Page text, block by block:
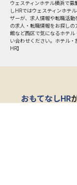
ウェスティンホテル横浜で募
しHRではウェスティンホテ
ザーが、求人情報や転職活
の求人・転職情報をお探し
館など西区で気になるホテル
い合わせください。ホテル
HR】
おもてなしHR